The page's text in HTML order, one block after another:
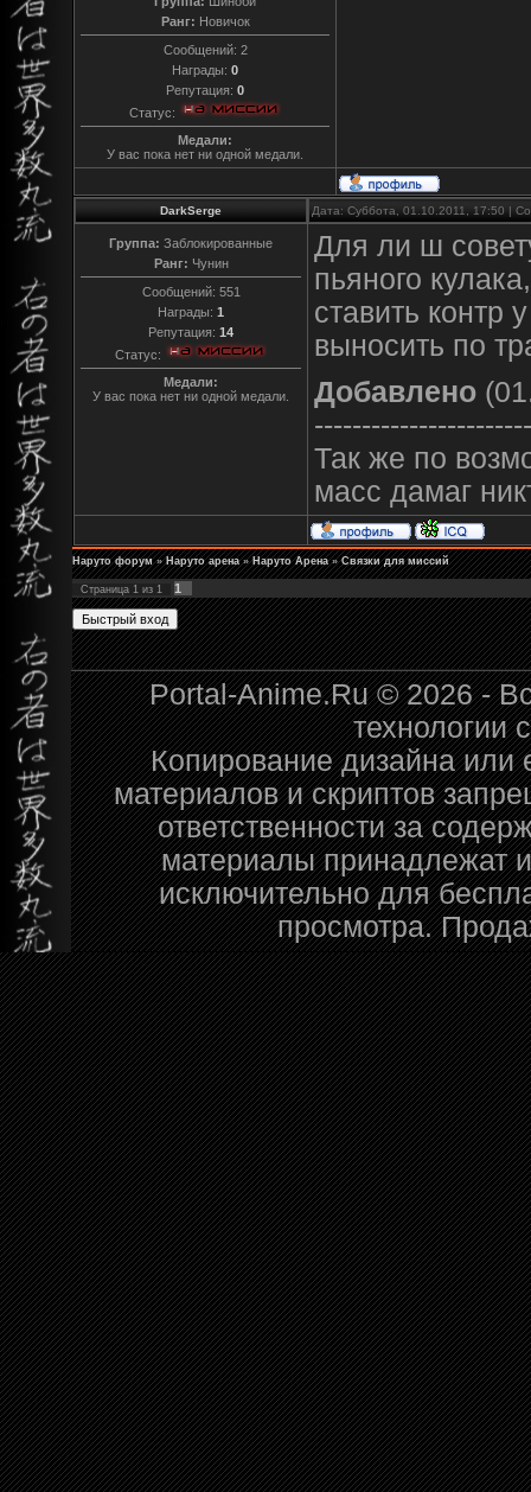
Ранг: Новичок
Сообщений: 2
Награды: 0
Репутация: 0
Статус:
Медали:
У вас пока нет ни одной медали.
DarkSerge Дата: Суббота, 01.10.2011, 17:50 |
Группа: Заблокированные
Ранг: Чунин
Сообщений: 551
Награды: 1
Репутация: 14
Статус:
Медали:
У вас пока нет ни одной медали.
Для ли ш
пьяного
ставить контр
выносить по
Добавлено
Так же по
масс дамаг
Наруто форум » Наруто арена » Наруто Арена » Связки для миссий
Страница 1 из 1 1
Portal-Anime.Ru © 2026 -
технологии
Копирование дизайна или
материалов и скриптов
ответственности за
материалы принадлежат
исключительно для
просмотра.